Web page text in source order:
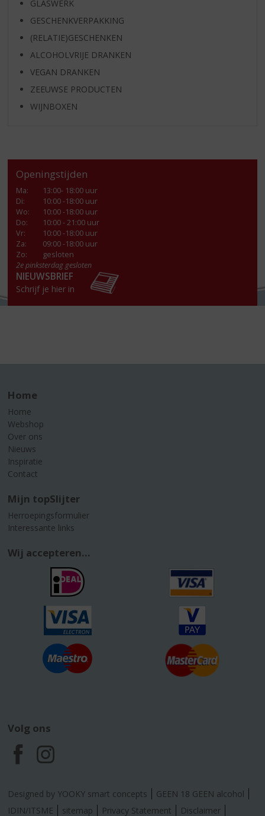
GLASWERK
GESCHENKVERPAKKING
(RELATIE)GESCHENKEN
ALCOHOLVRIJE DRANKEN
VEGAN DRANKEN
ZEEUWSE PRODUCTEN
WIJNBOXEN
Openingstijden
Ma:
13:00- 18:00 uur
Di:
10:00 -18:00 uur
Wo:
10:00 -18:00 uur
Do:
10:00 - 21:00 uur
Vr:
10:00 -18:00 uur
Za:
09:00 -18:00 uur
Zo:
gesloten
2e pinksterdag gesloten
NIEUWSBRIEF
Schrijf je hier in
Home
Home
Webshop
Over ons
Nieuws
Inspiratie
Contact
Mijn topSlijter
Herroepingsformulier
Interessante links
Wij accepteren...
Volg ons
F
a
I
n
Designed by YOOKY smart concepts
GEEN 18 GEEN alcohol
IDIN/ITSME
sitemap Privacy Statement Disclaimer